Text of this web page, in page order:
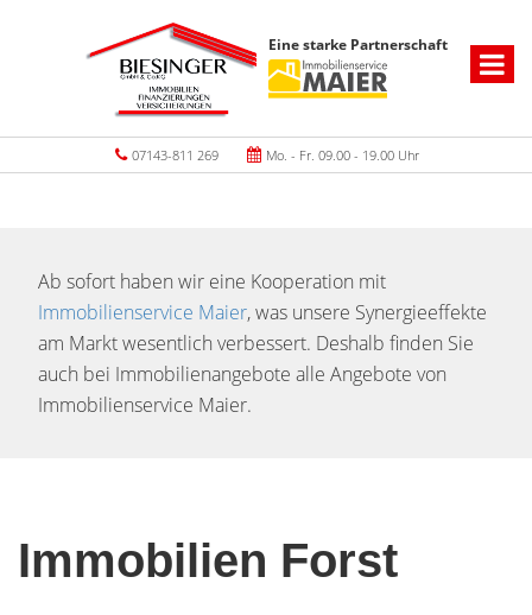
Eine starke Partnerschaft
07143-811 269 Mo. - Fr. 09.00 - 19.00 Uhr
Ab sofort haben wir eine Kooperation mit
Immobilienservice Maier, was unsere Synergieeffekte
am Markt wesentlich verbessert. Deshalb finden Sie
auch bei Immobilienangebote alle Angebote von
Immobilienservice Maier.
Immobilien Forst